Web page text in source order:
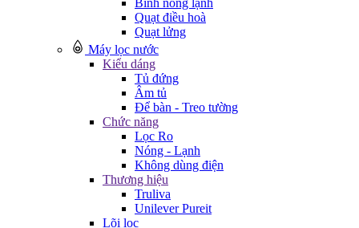
Quạt điều hoà
Quạt lửng
Máy lọc nước
Kiểu dáng
Tủ đứng
Âm tủ
Để bàn - Treo tường
Chức năng
Lọc Ro
Nóng - Lạnh
Không dùng điện
Thương hiệu
Truliva
Unilever Pureit
Lõi lọc